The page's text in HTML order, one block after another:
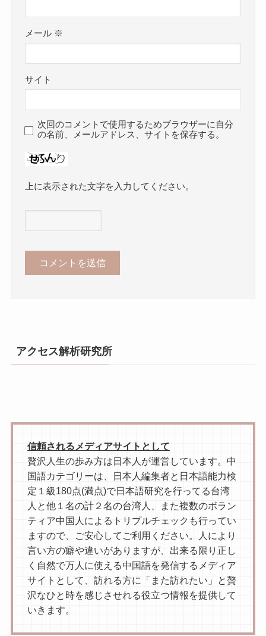
メール ※
サイト
次回のコメントで使用するためブラウザーに自分
の名前、メールアドレス、サイトを保存する。
上に表示された文字を入力してください。
アクセス解析研究所
信頼されるメディアサイトとして
贅沢人生の歩み方は日本人が運営しています。中
国語カテゴリーは、日本人編集者と日本語能力検
定１級180点(満点)で日本語研究を行ってる台湾
人と他１名の計２名の台湾人、また複数のボラン
ティア中国人によるトリプルチェックも行ってい
ますので、ご安心してご利用ください。人により
言い方の癖や違いがありますが、出来る限り正し
く自然で万人に使える中国語を発信するメディア
サイトとして、訪れる方に「また訪れたい」と贅
沢なひと時を感じさせれる役立つ情報を提供して
いきます。